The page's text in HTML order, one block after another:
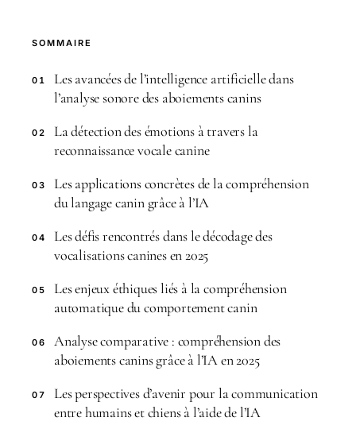
SOMMAIRE
01
Les avancées de l’intelligence artificielle dans
l’analyse sonore des aboiements canins
02
La détection des émotions à travers la
reconnaissance vocale canine
03
Les applications concrètes de la compréhension
du langage canin grâce à l’IA
04
Les défis rencontrés dans le décodage des
vocalisations canines en 2025
05
Les enjeux éthiques liés à la compréhension
automatique du comportement canin
06
Analyse comparative : compréhension des
aboiements canins grâce à l’IA en 2025
07
Les perspectives d’avenir pour la communication
entre humains et chiens à l’aide de l’IA